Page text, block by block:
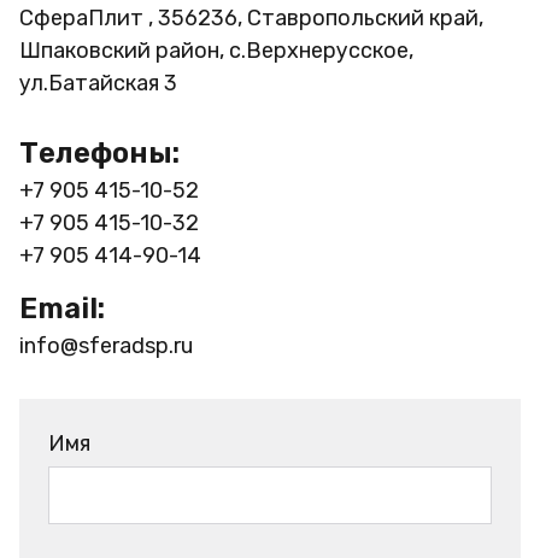
СфераПлит , 356236, Ставропольский край,
Шпаковский район, с.Верхнерусское,
ул.Батайская 3
Телефоны:
+7 905 415-10-52
+7 905 415-10-32
+7 905 414-90-14
Email:
info@sferadsp.ru
Имя